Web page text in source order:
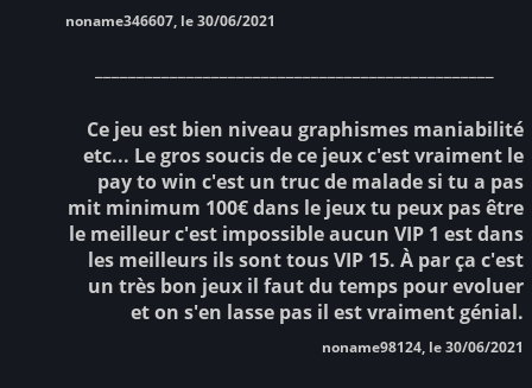
noname346607, le 30/06/2021
Ce jeu est bien niveau graphismes maniabilité
etc... Le gros soucis de ce jeux c'est vraiment le
pay to win c'est un truc de malade si tu a pas
mit minimum 100€ dans le jeux tu peux pas être
le meilleur c'est impossible aucun VIP 1 est dans
les meilleurs ils sont tous VIP 15. À par ça c'est
un très bon jeux il faut du temps pour evoluer
et on s'en lasse pas il est vraiment génial.
noname98124, le 30/06/2021